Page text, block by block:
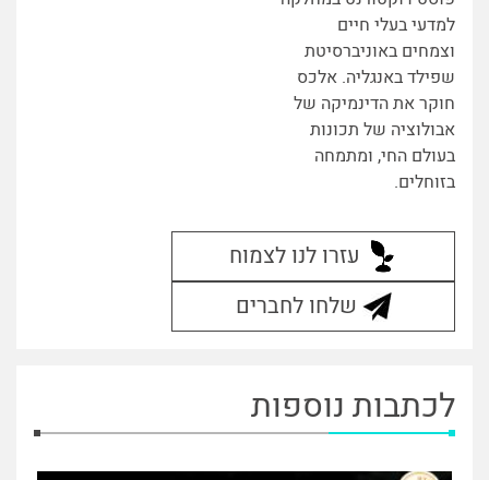
למדעי בעלי חיים
וצמחים באוניברסיטת
שפילד באנגליה. אלכס
חוקר את הדינמיקה של
אבולוציה של תכונות
בעולם החי, ומתמחה
בזוחלים.
עזרו לנו לצמוח
שלחו לחברים
לכתבות נוספות